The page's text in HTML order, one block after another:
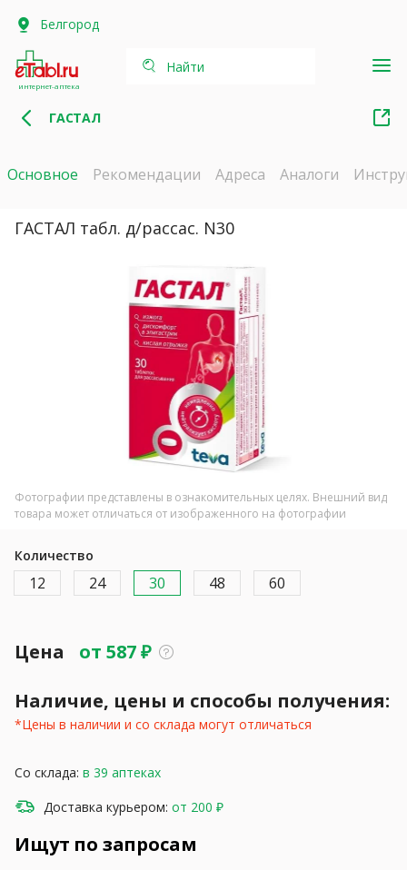
Белгород
интернет-аптека
Найти
ГАСТАЛ
Основное Рекомендации Адреса Аналоги
ГАСТАЛ табл. д/рассас. N30
Фотографии представлены в ознакомительных целях. Внешний вид
товара может отличаться от изображенного на фотографии
Количество
12 24 30 48 60
Цена от 587₽
Наличие, цены и способы получения:
*Цены в наличии и со склада могут отличаться
Со склада: в 39 аптеках
Доставка курьером: от 200 ₽
Ищут по запросам